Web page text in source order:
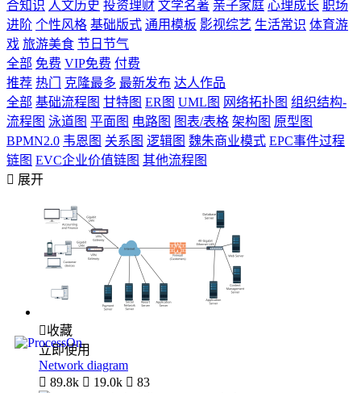
合知识 人文历史 投资理财 文学名著 亲子家庭 心理成长 职场
进阶 个性风格 基础版式 通用模板 影视综艺 生活常识 体育游
戏 旅游美食 节日节气
全部 免费 VIP免费 付费
推荐 热门 克隆最多 最新发布 达人作品
全部 基础流程图 甘特图 ER图 UML图 网络拓扑图 组织结构-
流程图 泳道图 平面图 电路图 图表/表格 架构图 原型图
BPMN2.0 韦恩图 关系图 逻辑图 魏朱商业模式 EPC事件过程
链图 EVC企业价值链图 其他流程图
 展开
收藏
立即使用
Network diagram
 89.8k  19.0k  83